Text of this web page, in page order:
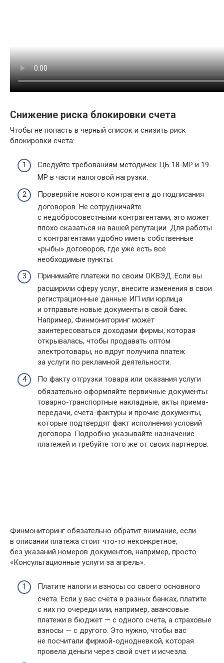
Снижение риска блокировки счета
Чтобы не попасть в черный список и снизить риск
блокировки счета:
Следуйте требованиям методичек ЦБ 18-МР и 19-
МР в части налоговой нагрузки.
Проверяйте нового контрагента до подписания
договоров. Не сотрудничайте
с недобросовестными контрагентами, это может
плохо сказаться на вашей репутации. Для работы
с контрагентами удобно иметь собственные
«рыбы» договоров, где уже есть все
необходимые пункты.
Принимайте платежи по своим ОКВЭД. Если вы
расширили сферу услуг, внесите изменения в свои
регистрационные данные ИП или юрлица
и отправьте новые документы в свой банк.
Например, Финмониторинг может
заинтересоваться доходами фирмы, которая
открывалась, чтобы продавать оптом
электротовары, но вдруг получила платеж
за услуги по рекламной деятельности.
По факту отгрузки товара или оказания услуги
обязательно оформляйте первичные документы:
товарно-транспортные накладные, акты приема-
передачи, счета-фактуры и прочие документы,
которые подтвердят факт исполнения условий
договора. Подробно указывайте назначение
платежей и требуйте того же от своих партнеров.
Финмониторинг обязательно обратит внимание, если
в описании платежа стоит что-то неконкретное,
без указаний номеров документов, например, просто
«Консультационные услуги за апрель».
Платите налоги и взносы со своего основного
счета. Если у вас счета в разных банках, платите
с них по очереди или, например, авансовые
платежи в бюджет — с одного счета, а страховые
взносы — с другого. Это нужно, чтобы вас
не посчитали фирмой-однодневкой, которая
провела деньги через свой счет и исчезла.